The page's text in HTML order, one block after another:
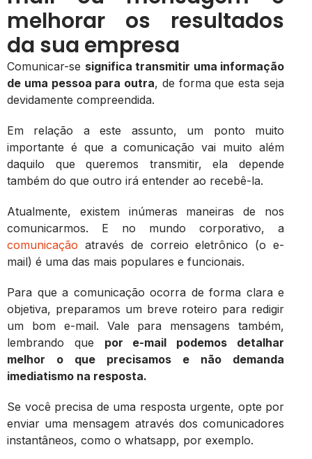
melhorar os resultados
da sua empresa
Comunicar-se significa transmitir uma informação
de uma pessoa para outra, de forma que esta seja
devidamente compreendida.
Em relação a este assunto, um ponto muito
importante é que a comunicação vai muito além
daquilo que queremos transmitir, ela depende
também do que outro irá entender ao recebê-la.
Atualmente, existem inúmeras maneiras de nos
comunicarmos. E no mundo corporativo, a
comunicação através de correio eletrônico (o e-
mail) é uma das mais populares e funcionais.
Para que a comunicação ocorra de forma clara e
objetiva, preparamos um breve roteiro para redigir
um bom e-mail. Vale para mensagens também,
lembrando que por e-mail podemos detalhar
melhor o que precisamos e não demanda
imediatismo na resposta.
Se você precisa de uma resposta urgente, opte por
enviar uma mensagem através dos comunicadores
instantâneos, como o whatsapp, por exemplo.